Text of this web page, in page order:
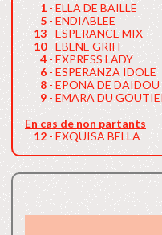
1- ELLA DE BAILLE
5- ENDIABLEE
13- ESPERANCE MIX
10- EBENE GRIFF
4- EXPRESS LADY
6- ESPERANZA IDOLE
8- EPONA DE DAIDOU
9- EMARA DU
En cas de non partants
12- EXQUISA BELLA